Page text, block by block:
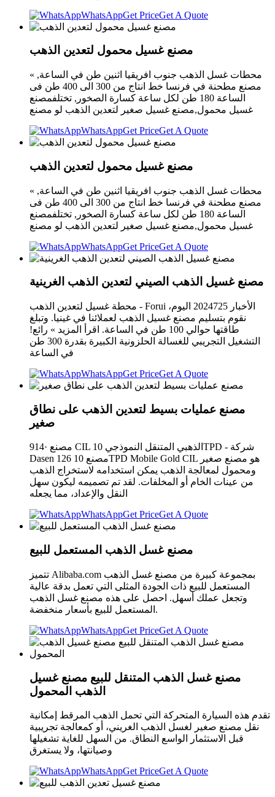
WhatsAppGet PriceGet A Quote
مصنع غسيل محمول لتعدين الذهب
محطات غسل الذهب جنوب افريقيا اثنين طن في الساعة, »
مصنع مطحنة في فرنسا خط انتاج من 300 الى 400 طن فى
الساعة 180 طن لكل ساعة كسارة الصخور, تختلفمصنع
غسيل محمول,مصنع غسيل صغير لتعدين الذهب لو مصنع
WhatsAppGet PriceGet A Quote
مصنع غسيل محمول لتعدين الذهب
محطات غسل الذهب جنوب افريقيا اثنين طن في الساعة, »
مصنع مطحنة في فرنسا خط انتاج من 300 الى 400 طن فى
الساعة 180 طن لكل ساعة كسارة الصخور, تختلفمصنع
غسيل محمول,مصنع غسيل صغير لتعدين الذهب لو مصنع
WhatsAppGet PriceGet A Quote
مصنع غسيل الذهب الصيني لتعدين الذهب الغرينية
محطة غسيل لتعدين الذهب - Forui الأخبار 2024725 اليوم،
نقوم بتسليم مصنع غسيل الذهب لعملائنا في غينيا. وتبلغ
طاقتها حوالي 100 طن في الساعة. اقرأ المزيد » رائع!
التشغيل التجريبي للغسالة الحلزونية الكبيرة بقدرة 300 طن
في الساعة
WhatsAppGet PriceGet A Quote
مصنع عمليات بسيط لتعدين الذهب على نطاق
صغير
914· مصنع CIL الذهبي المتنقل النموذجي 10TPD - شركة
Dasen 126 مصنع 10TPD Mobile Gold CIL هو مصنع صغير
ومحمول لمعالجة الذهب يمكن استخدامه لاستخراج الذهب
من عينات الخام أو المخلفات. لقد تم تصميمه ليكون سهل
النقل والإعداد، مما يجعله
WhatsAppGet PriceGet A Quote
مصنع غسل الذهب المستعمل للبيع
تتميز Alibaba.com بمجموعة كبيرة من مصنع غسل الذهب
المستعمل للبيع ذات الجودة المثلى التي تعمل بدقة عالية
وتجعل عملك أسهل. احصل على هذه مصنع غسل الذهب
المستعمل للبيع بأسعار منخفضة.
WhatsAppGet PriceGet A Quote
مصنع غسل الذهب المتنقل للبيع مصنع غسيل
الذهب المحمول
تقدم هذه السيارة المتحركة التي تحمل الذهب المرقط إمكانية
نقل مصنع صغير لغسل الذهب الغريني، أو كمعالجة تجريبية
قبل الاستثمار الواسع النطاق. من السهل للغاية تشغيلها
وصيانتها، ولا يستغرق
WhatsAppGet PriceGet A Quote